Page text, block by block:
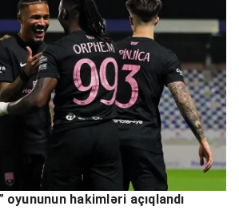
oyununun hakimləri açıqlandı